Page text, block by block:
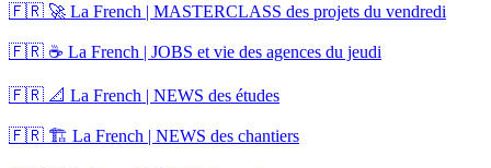
🇫🇷 🚀 La French | MASTERCLASS des projets du vendredi
🇫🇷 ☕ La French | JOBS et vie des agences du jeudi
🇫🇷 📐 La French | NEWS des études
🇫🇷 🏗️ La French | NEWS des chantiers